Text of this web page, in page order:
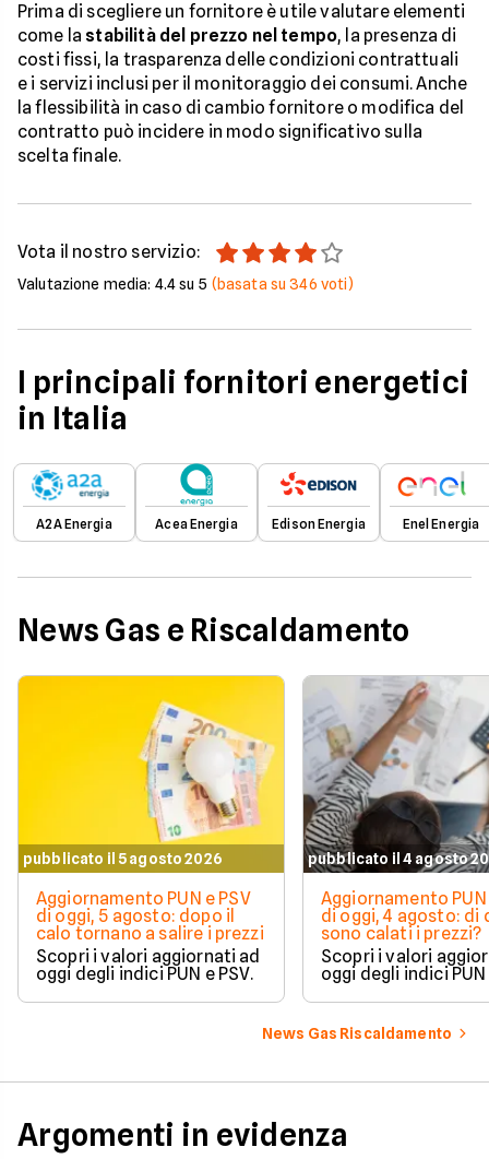
Prima di scegliere un fornitore è utile valutare elementi
come la stabilità del prezzo nel tempo, la presenza di
costi fissi, la trasparenza delle condizioni contrattuali
e i servizi inclusi per il monitoraggio dei consumi. Anche
la flessibilità in caso di cambio fornitore o modifica del
contratto può incidere in modo significativo sulla
scelta finale.
Vota il nostro servizio:
Valutazione media: 4.4su 5 (basata su346 voti)
I principali fornitori energetici
in Italia
A2A Energia Acea Energia Edison Energia Enel Energia
News Gas e Riscaldamento
pubblicato il 5 agosto 2026
Aggiornamento PUN e PSV
di oggi, 5 agosto: dopo il
calo tornano a salire i prezzi
Scopri i valori aggiornati ad
oggi degli indici PUN e PSV.
pubblicato il 4 agosto
Aggiornamento PUN
di oggi, 4 agosto: di
sono calati i prezzi?
Scopri i valori
oggi degli indici PUN
News Gas Riscaldamento
Argomenti in evidenza